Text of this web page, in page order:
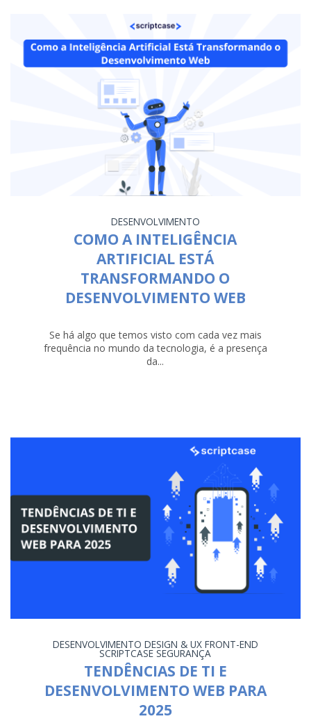
DESENVOLVIMENTO
COMO A INTELIGÊNCIA
ARTIFICIAL ESTÁ
TRANSFORMANDO O
DESENVOLVIMENTO WEB
Se há algo que temos visto com cada vez mais
frequência no mundo da tecnologia, é a presença
da...
DESENVOLVIMENTO DESIGN & UX FRONT-END
SCRIPTCASE SEGURANÇA
TENDÊNCIAS DE TI E
DESENVOLVIMENTO WEB PARA
2025